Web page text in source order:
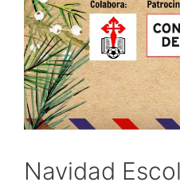
Navidad